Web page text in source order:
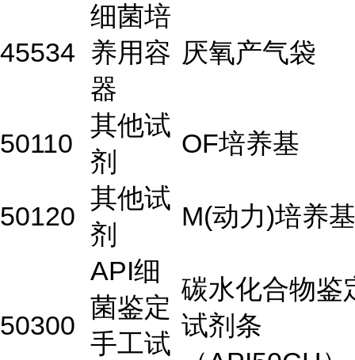
45534
细菌培
养用容
器
厌氧产气袋
50110
其他试
剂
OF培养基
50120
其他试
剂
M(动力)培养基
50300
API细
菌鉴定
手工试
碳水化合物鉴
试剂条